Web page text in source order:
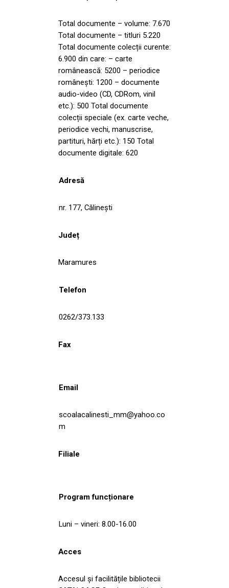
Total documente – volume: 7.670
Total documente – titluri 5.220
Total documente colecții curente:
6.900 din care: – carte
românească: 5200 – periodice
românești: 1200 – documente
audio-video (CD, CDRom, vinil
etc.): 500 Total documente
colecții speciale (ex. carte veche,
periodice vechi, manuscrise,
partituri, hărți etc.): 150 Total
documente digitale: 620
Adresă
nr. 177, Călinești
Județ
Maramures
Telefon
0262/373.133
Fax
Email
scoalacalinesti_mm@yahoo.co
m
Filiale
Program funcționare
Luni – vineri: 8.00-16.00
Acces
Accesul și facilitățile bibliotecii